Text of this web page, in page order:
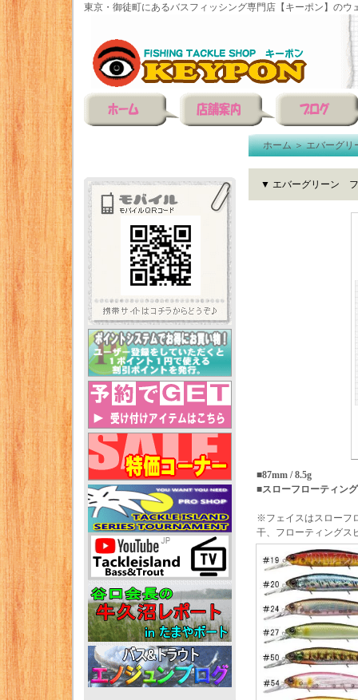
東京・御徒町にあるバスフィッシング専門店【キーポン】のウ
ホーム＞エバーグリ
▼ エバーグリーン フ
■87mm / 8.5g
■スローフローティング
※フェイスはスローフ
干、フローティングス